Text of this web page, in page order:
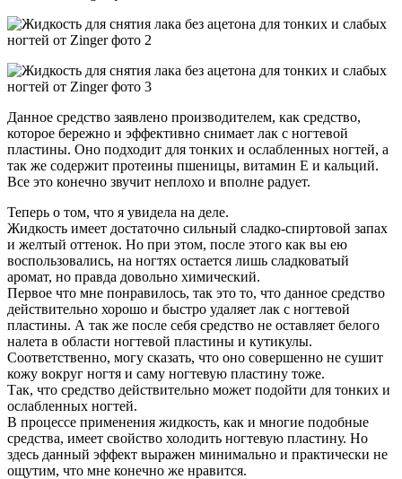
Данное средство заявлено производителем, как средство,
которое бережно и эффективно снимает лак с ногтевой
пластины. Оно подходит для тонких и ослабленных ногтей, а
так же содержит протеины пшеницы, витамин Е и кальций.
Все это конечно звучит неплохо и вполне радует.
Теперь о том, что я увидела на деле.
Жидкость имеет достаточно сильный сладко-спиртовой запах
и желтый оттенок. Но при этом, после этого как вы ею
воспользовались, на ногтях остается лишь сладковатый
аромат, но правда довольно химический.
Первое что мне понравилось, так это то, что данное средство
действительно хорошо и быстро удаляет лак с ногтевой
пластины. А так же после себя средство не оставляет белого
налета в области ногтевой пластины и кутикулы.
Соответственно, могу сказать, что оно совершенно не сушит
кожу вокруг ногтя и саму ногтевую пластину тоже.
Так, что средство действительно может подойти для тонких и
ослабленных ногтей.
В процессе применения жидкость, как и многие подобные
средства, имеет свойство холодить ногтевую пластину. Но
здесь данный эффект выражен минимально и практически не
ощутим, что мне конечно же нравится.